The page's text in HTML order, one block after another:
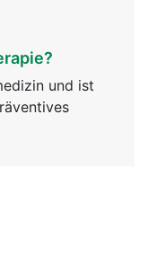
und ist